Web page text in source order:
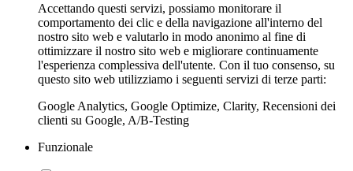
Accettando questi servizi, possiamo monitorare il
comportamento dei clic e della navigazione all'interno del
nostro sito web e valutarlo in modo anonimo al fine di
ottimizzare il nostro sito web e migliorare continuamente
l'esperienza complessiva dell'utente. Con il tuo consenso, su
questo sito web utilizziamo i seguenti servizi di terze parti:
Google Analytics, Google Optimize, Clarity, Recensioni dei
clienti su Google, A/B-Testing
Funzionale